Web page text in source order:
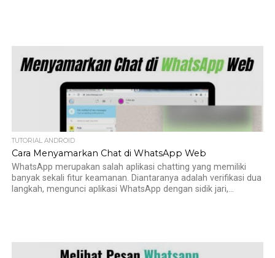
TUTORIAL ANDROID
Cara Menyamarkan Chat di WhatsApp Web
WhatsApp merupakan salah aplikasi chatting yang memiliki
banyak sekali fitur keamanan. Diantaranya adalah verifikasi dua
langkah, mengunci aplikasi WhatsApp dengan sidik jari,...